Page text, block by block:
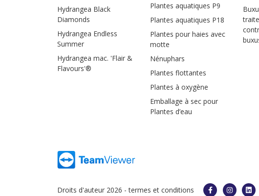
Hydrangea Black
Diamonds
Hydrangea Endless
Summer
Hydrangea mac. 'Flair &
Flavours'®
Plantes aquatiques P9
Plantes aquatiques P18
Plantes pour haies avec
motte
Nénuphars
Plantes flottantes
Plantes à oxygène
Emballage à sec pour
Plantes d’eau
Droits d'auteur 2026 -termes et conditions